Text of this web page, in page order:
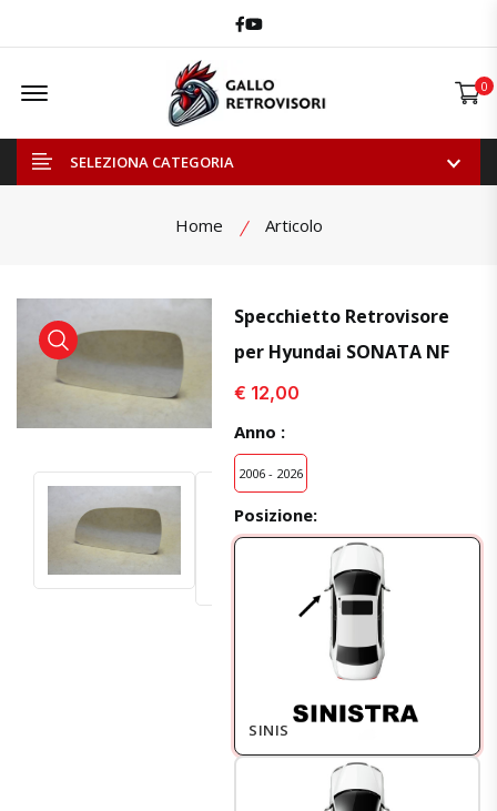
Facebook
Youtube
Offcanvas Menu Open 0
SELEZIONA CATEGORIA
Home Articolo
visualizza prodotto visualizza prodotto
Specchietto Retrovisore
per Hyundai SONATA NF
€ 12,00
Anno :
2006 - 2026
Posizione:
SINISTRO